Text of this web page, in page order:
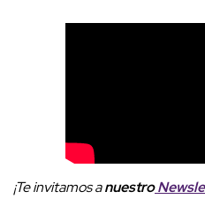
¡Te invitamos anuestro